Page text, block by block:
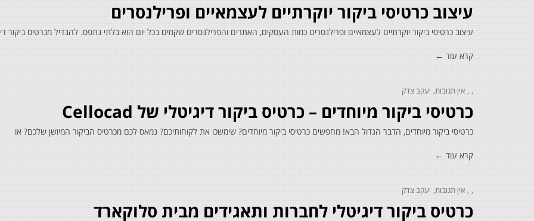
עיצוב כרטיסי ביקור יוקרתיים לעצמאיים ופרילנסרים
עיצוב כרטיסי ביקור יוקרתיים לעצמאיים ופרילנסרים כמות העסקים, האתרים והפרילנסרים שקמים בכל יום הוא בלתי נתפס. להבדיל מכרטיס ביקור
קרא עוד ←
אין תגובות יעקב צדק
כרטיסי ביקור מיוחדים – כרטיס ביקור דיגיטלי של Cellocad
כרטיסי ביקור מיוחדים, הדבר הגדול הבא! מחפשים כרטיסי ביקור מיוחדים? שימשכו את לקוחותיכם? נמאס לכם מכרטיס הביקור המיושן שלכם? או
קרא עוד ←
אין תגובות יעקב צדק
כרטיס ביקור דיגיטלי לחברות ותאגידים מבית סלוקארד